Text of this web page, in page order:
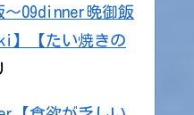
09dinner晩御飯
【たい焼きの